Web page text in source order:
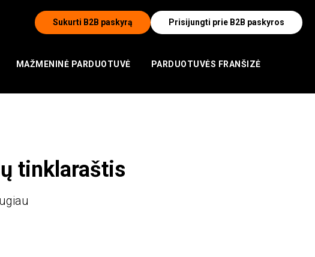
Sukurti B2B paskyrą Prisijungti prie B2B paskyros
MAŽMENINĖ PARDUOTUVĖ
PARDUOTUVĖS FRANŠIZĖ
tinklaraštis